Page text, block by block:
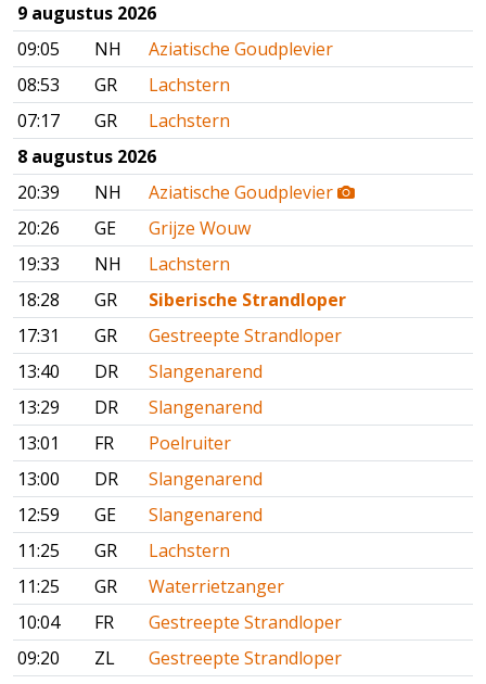
9 augustus 2026
09:05
NH
Aziatische Goudplevier
08:53
GR
Lachstern
07:17
GR
Lachstern
8 augustus 2026
20:39
NH
Aziatische Goudplevier
20:26
GE
Grijze Wouw
19:33
NH
Lachstern
18:28
GR
Siberische Strandloper
17:31
GR
Gestreepte Strandloper
13:40
DR
Slangenarend
13:29
DR
Slangenarend
13:01
FR
Poelruiter
13:00
DR
Slangenarend
12:59
GE
Slangenarend
11:25
GR
Lachstern
11:25
GR
Waterrietzanger
10:04
FR
Gestreepte Strandloper
09:20
ZL
Gestreepte Strandloper